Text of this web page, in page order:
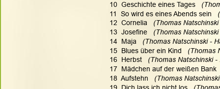
10  Geschichte eines Tages
11  So wird es eines Abends sein
12  Cornelia
(Thomas Natschinski
13  Josefine
(Thomas
14  Maja
(Thomas Natschinski -
15  Blues über ein Kind (Thomas
16  Herbst (Thomas Natschinski
17  Mädchen auf der weißen Bank
18  Aufstehn
(Thomas Natschinski
19  Dich lass ich nicht los
(Thomas